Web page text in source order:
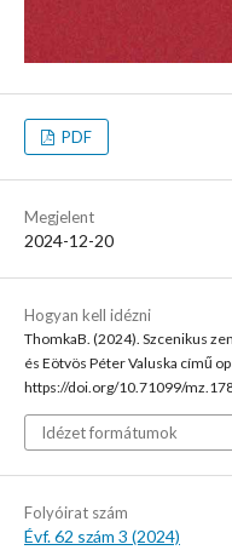
PDF
Megjelent
2024-12-20
Hogyan kell idézni
ThomkaB. (2024). Szcenikus
és Eötvös Péter Valuska című
https://doi.org/10.71099/
Idézet formátumok
Folyóirat szám
Évf. 62 szám 3 (2024)